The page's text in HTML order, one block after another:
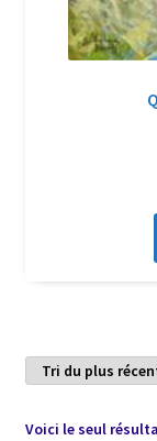
Voici le seul